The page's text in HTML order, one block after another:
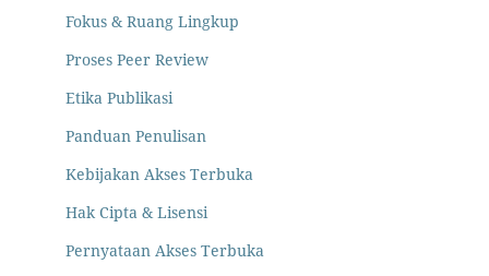
Fokus & Ruang Lingkup
Proses Peer Review
Etika Publikasi
Panduan Penulisan
Kebijakan Akses Terbuka
Hak Cipta & Lisensi
Pernyataan Akses Terbuka